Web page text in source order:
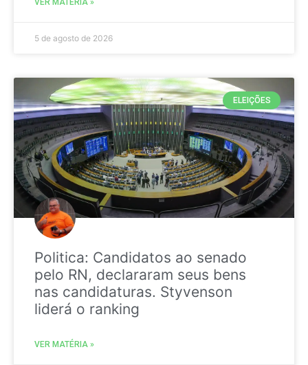
5 de agosto de 2026
ELEIÇÕES
Politica: Candidatos ao senado
pelo RN, declararam seus bens
nas candidaturas. Styvenson
liderá o ranking
VER MATÉRIA »